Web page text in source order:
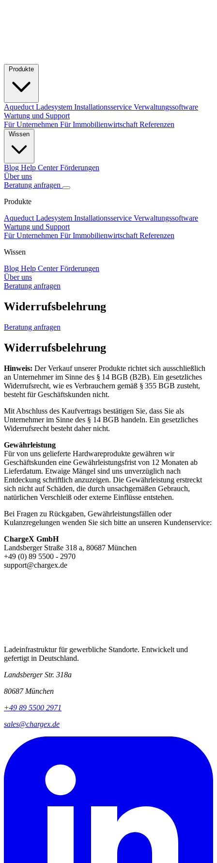
Aqueduct Ladesystem Installationsservice Verwaltungssoftware
Wartung und Support
Für Unternehmen Für Immobilienwirtschaft Referenzen
Blog Help CenterFörderungen
Über uns
Beratung anfragen
Produkte
Aqueduct Ladesystem Installationsservice Verwaltungssoftware
Wartung und Support
Für Unternehmen Für Immobilienwirtschaft Referenzen
Wissen
Blog Help CenterFörderungen
Über uns
Beratung anfragen
Widerrufsbelehrung
Beratung anfragen
Widerrufsbelehrung
Hinweis: Der Verkauf unserer Produkte richtet sich ausschließlich
an Unternehmer im Sinne des § 14 BGB (B2B). Ein gesetzliches
Widerrufsrecht, wie es Verbrauchern gemäß § 355 BGB zusteht,
besteht für Geschäftskunden nicht.
Mit Abschluss des Kaufvertrags bestätigen Sie, dass Sie als
Unternehmer im Sinne des § 14 BGB handeln. Ein gesetzliches
Widerrufsrecht besteht daher nicht.
Gewährleistung
Für von uns gelieferte Hardwareprodukte gewähren wir
Geschäftskunden eine Gewährleistungsfrist von 12 Monaten ab
Lieferdatum. Etwaige Mängel sind uns unverzüglich nach
Entdeckung schriftlich anzuzeigen. Die Gewährleistung erstreckt
sich nicht auf Schäden, die durch unsachgemäßen Gebrauch,
natürlichen Verschleiß oder externe Einflüsse entstehen.
Bei Fragen zu Rückgaben, Gewährleistungsfällen oder
Kulanzregelungen wenden Sie sich bitte an unseren Kundenservice:
ChargeX GmbH
Landsberger Straße 318 a, 80687 München
+49 (0) 89 5500 - 2970
support@chargex.de
Ladeinfrastruktur für gewerbliche Standorte. Entwickelt und
gefertigt in Deutschland.
Landsberger Str. 318a
80687 München
+49 89 5500 2971
sales@chargex.de